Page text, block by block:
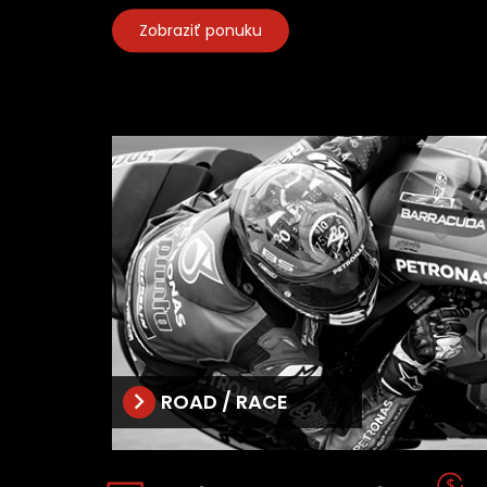
Zobraziť ponuku
ROAD / RACE